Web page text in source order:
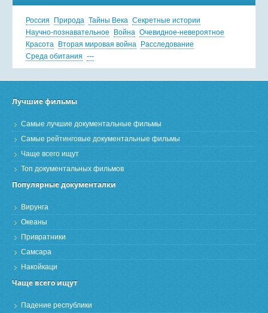
Россия Природа Тайны Века Секретные истории
Научно-познавательное
Война Очевидное-невероятное
Красота
Вторая мировая война
Расследование
Среда обитания ---
Лучшие фильмы
Самые лучшие документальные фильмы
Самые рейтинговые документальные фильмы
Чаще всего ищут
Топ документальных фильмов
Популярные документалки
Вирунга
Океаны
Привратники
Самсара
Накойкаци
Чаще всего ищут
Падение республики